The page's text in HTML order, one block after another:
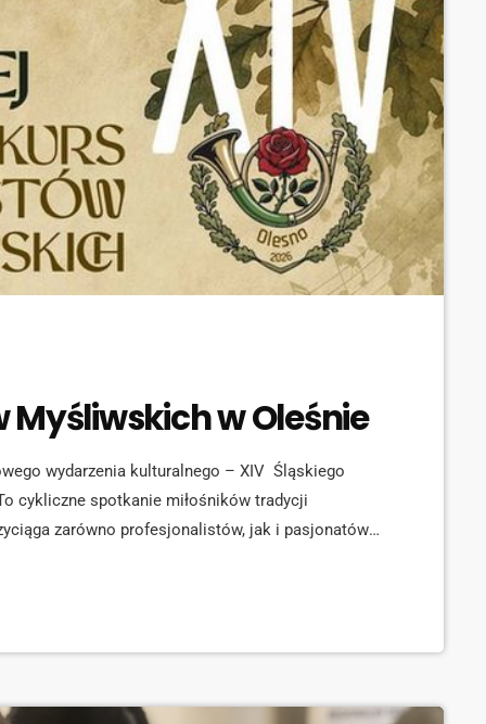
w Oleśnie
wydarzenia kulturalnego – XIV Śląskiego
cykliczne spotkanie miłośników tradycji
zarówno profesjonalistów, jak i pasjonatów z
o godzinie 9:00 uroczystym otwarciem w